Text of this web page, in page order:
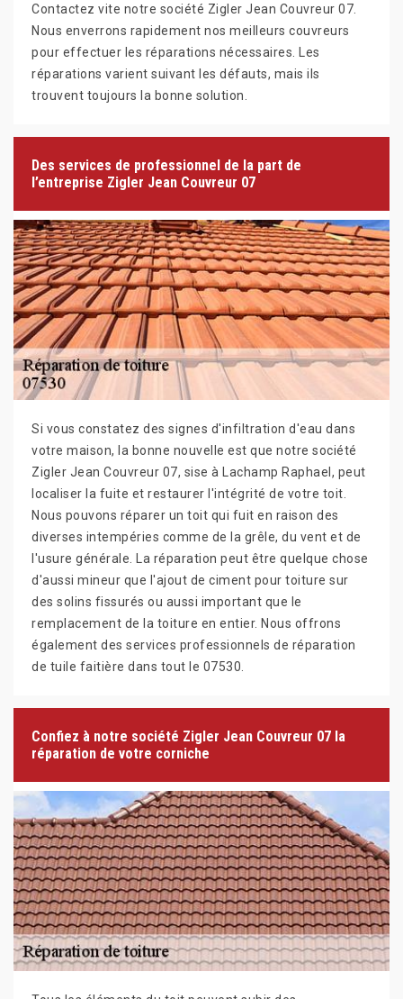
Contactez vite notre société Zigler Jean Couvreur 07.
Nous enverrons rapidement nos meilleurs couvreurs
pour effectuer les réparations nécessaires. Les
réparations varient suivant les défauts, mais ils
trouvent toujours la bonne solution.
Des services de professionnel de la part de
l’entreprise Zigler Jean Couvreur 07
Si vous constatez des signes d'infiltration d'eau dans
votre maison, la bonne nouvelle est que notre société
Zigler Jean Couvreur 07, sise à Lachamp Raphael, peut
localiser la fuite et restaurer l'intégrité de votre toit.
Nous pouvons réparer un toit qui fuit en raison des
diverses intempéries comme de la grêle, du vent et de
l'usure générale. La réparation peut être quelque chose
d'aussi mineur que l'ajout de ciment pour toiture sur
des solins fissurés ou aussi important que le
remplacement de la toiture en entier. Nous offrons
également des services professionnels de réparation
de tuile faitière dans tout le 07530.
Confiez à notre société Zigler Jean Couvreur 07 la
réparation de votre corniche